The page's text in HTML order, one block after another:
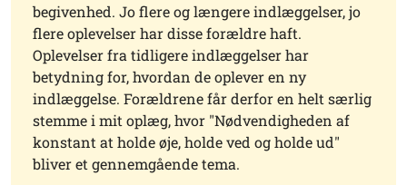
begivenhed. Jo flere og længere indlæggelser, jo
flere oplevelser har disse forældre haft.
Oplevelser fra tidligere indlæggelser har
betydning for, hvordan de oplever en ny
indlæggelse. Forældrene får derfor en helt særlig
stemme i mit oplæg, hvor "Nødvendigheden af
konstant at holde øje, holde ved og holde ud"
bliver et gennemgående tema.